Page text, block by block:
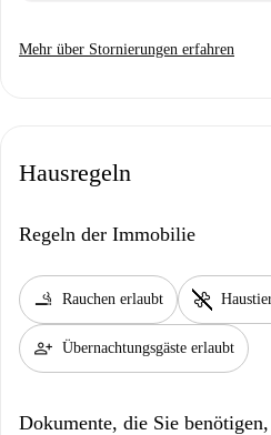
Mehr über Stornierungen erfahren
Hausregeln
Regeln der Immobilie
smoking_rooms Rauchen erlaubt pet_supplies
person_add Übernachtungsgäste erlaubt
Dokumente, die Sie